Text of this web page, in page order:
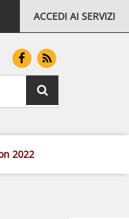
ACCEDI AI SERVIZI
2022